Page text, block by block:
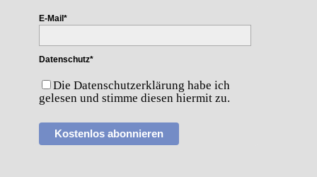
E-Mail*
Datenschutz*
Die Datenschutzerklärung habe ich
gelesen und stimme diesen hiermit zu.
Kostenlos abonnieren